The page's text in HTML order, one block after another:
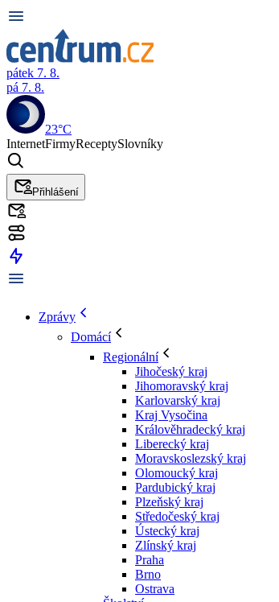
pátek 7. 8.
pá 7. 8.
23°C
InternetFirmyReceptySlovníky
Přihlášení
Zprávy
Domácí
Regionální
Jihočeský kraj
Jihomoravský kraj
Karlovarský kraj
Kraj Vysočina
Králověhradecký kraj
Liberecký kraj
Moravskoslezský kraj
Olomoucký kraj
Pardubický kraj
Plzeňský kraj
Středočeský kraj
Ústecký kraj
Zlínský kraj
Praha
Brno
Ostrava